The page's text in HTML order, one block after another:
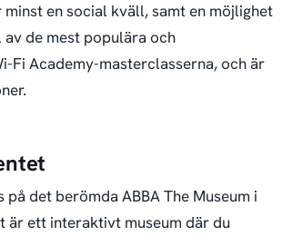
en social kväll, samt en möjlighet
de mest populära och
Fi Academy-masterclasserna, och är
det berömda ABBA The Museum i
är ett interaktivt museum där du